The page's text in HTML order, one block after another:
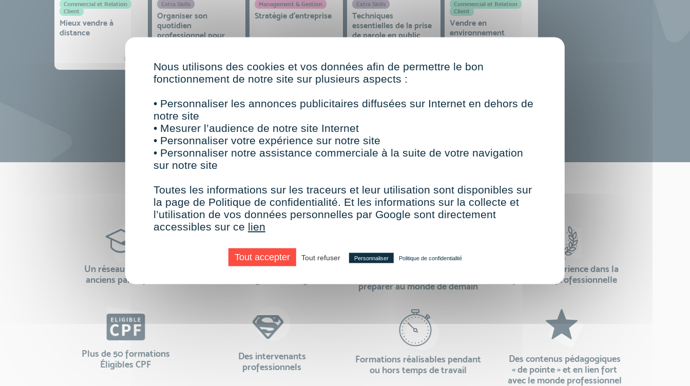
Commercial et Relation
Client
Mieux vendre à
distance
Extra Skills
Organiser son
quotidien
professionnel pour
Management & Gestion
Stratégie d’entreprise
Extra Skills
Techniques
essentielles de la prise
de parole en public
Commercial et Relation
Client
Vendre en
environnement
TOUTES NOS FORMATIONS COURTES
Faire le choix de VISIPLUS academy c’est
Un réseau de 22 000
anciens participants
100% des formations réalisables
préparer au monde de demain
24 ans d'expérience dans la
formation professionnelle
Plus de 50 formations
Éligibles CPF
Des intervenants
professionnels
Formations réalisables pendant
ou hors temps de travail
Des contenus pédagogiques
« de pointe » et en lien fort
avec le monde professionnel
Nous utilisons des cookies et vos données afin de permettre le bon
fonctionnement de notre site sur plusieurs aspects :
• Personnaliser les annonces publicitaires diffusées sur Internet en dehors de
notre site
• Mesurer l’audience de notre site Internet
• Personnaliser votre expérience sur notre site
• Personnaliser notre assistance commerciale à la suite de votre navigation
sur notre site
Toutes les informations sur les traceurs et leur utilisation sont disponibles sur
la page de Politique de confidentialité. Et les informations sur la collecte et
l’utilisation de vos données personnelles par Google sont directement
accessibles sur ce lien
Tout accepter Tout refuser Personnaliser Politique de confidentialité